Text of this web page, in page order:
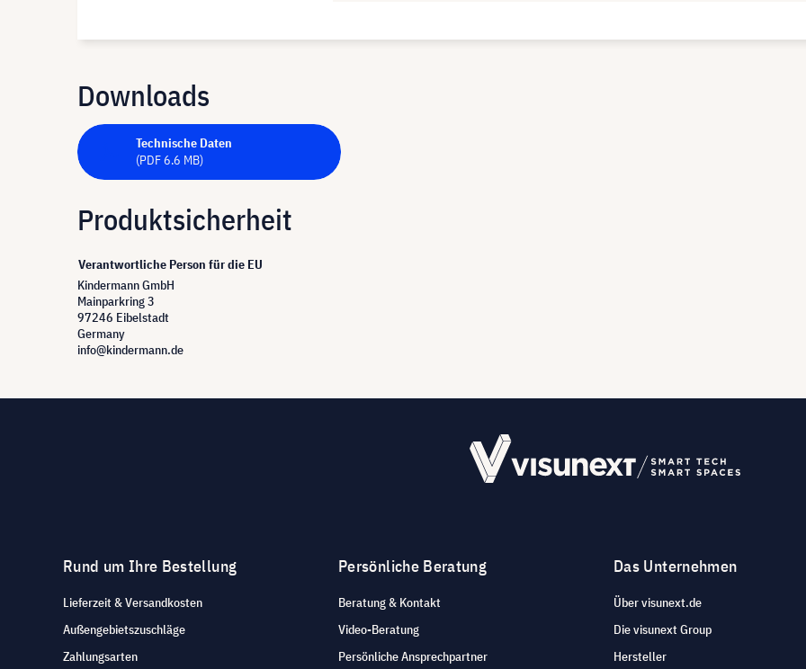
Downloads
Technische Daten
(PDF 6.6 MB)
Produktsicherheit
Verantwortliche Person für die EU
Kindermann GmbH
Mainparkring 3
97246 Eibelstadt
Germany
info@kindermann.de
Rund um Ihre Bestellung
Lieferzeit & Versandkosten
Außengebietszuschläge
Zahlungsarten
Persönliche Beratung
Beratung & Kontakt
Video-Beratung
Persönliche Ansprechpartner
Das Unternehmen
Über visunext.de
Die visunext Group
Hersteller